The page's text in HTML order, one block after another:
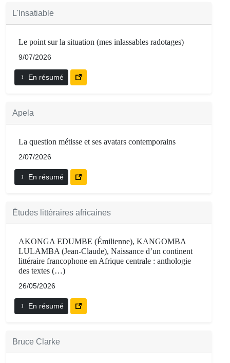
L'Insatiable
Le point sur la situation (mes inlassables radotages)
9/07/2026
En résumé
Apela
La question métisse et ses avatars contemporains
2/07/2026
En résumé
Études littéraires africaines
AKONGA EDUMBE (Émilienne), KANGOMBA
LULAMBA (Jean-Claude), Naissance d’un continent
littéraire francophone en Afrique centrale : anthologie
des textes (…)
26/05/2026
En résumé
Bruce Clarke